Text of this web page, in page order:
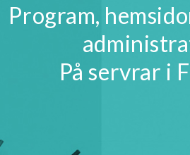
Program,
På servrar i